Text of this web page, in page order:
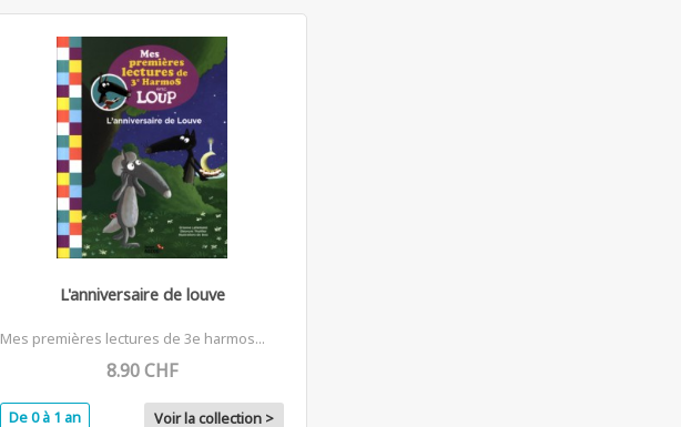
L'anniversaire de louve
Mes premières lectures de 3e harmos...
8.90 CHF
De 0 à 1 an Voir la collection >